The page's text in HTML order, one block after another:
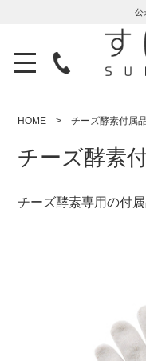
公
HOME チーズ酵素付属品
チーズ酵素
チーズ酵素専用の付